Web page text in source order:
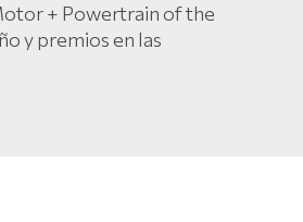
+ Powertrain of the
y premios en las